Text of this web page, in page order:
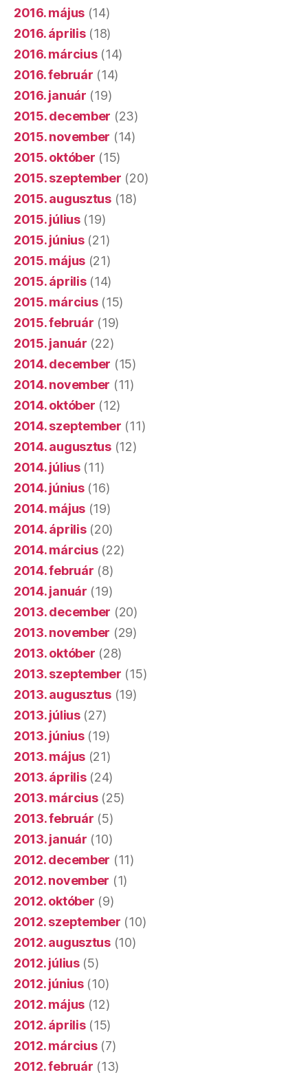
2016. május (14)
2016. április(18)
2016. március(14)
2016. február (14)
2016. január (19)
2015. december (23)
2015. november (14)
2015. október (15)
2015. szeptember (20)
2015. augusztus(18)
2015. július(19)
2015. június(21)
2015. május (21)
2015. április(14)
2015. március(15)
2015. február (19)
2015. január (22)
2014. december (15)
2014. november (11)
2014. október (12)
2014. szeptember (11)
2014. augusztus(12)
2014. július(11)
2014. június(16)
2014. május (19)
2014. április(20)
2014. március(22)
2014. február (8)
2014. január (19)
2013. december (20)
2013. november (29)
2013. október (28)
2013. szeptember (15)
2013. augusztus(19)
2013. július(27)
2013. június(19)
2013. május (21)
2013. április(24)
2013. március(25)
2013. február (5)
2013. január (10)
2012. december (11)
2012. november (1)
2012. október (9)
2012. szeptember (10)
2012. augusztus(10)
2012. július(5)
2012. június(10)
2012. május (12)
2012. április(15)
2012. március(7)
2012. február (13)